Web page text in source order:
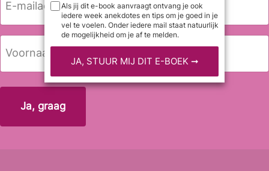
m
l
a
a
m
Als jij dit e-book aanvraagt ontvang je ook
iedere week anekdotes en tips om je goed in je
vel te voelen. Onder iedere mail staat natuurlijk
de mogelijkheid om je af te melden.